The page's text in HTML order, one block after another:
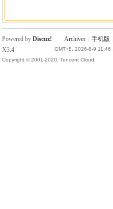
Archiver 手机版
GMT+8, 2026-8-9 11:46
Powered byDiscuz!
X3.4
Copyright © 2001-2020, Tencent Cloud.